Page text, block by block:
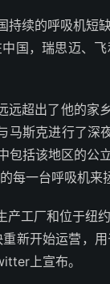
持续的呼吸机短
国，瑞思迈、
远超出了他的家
斯克进行了深
括该地区的公
每一台呼吸机来
工厂和位于纽
新开始运营，
上宣布。